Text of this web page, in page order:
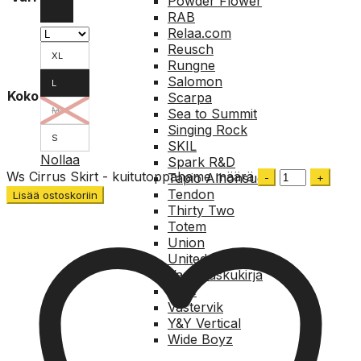
RAB
Relaa.com
Reusch
Rungne
Salomon
Scarpa
Sea to Summit
Singing Rock
SKIL
Spark R&D
Tapio Alhonsuo
Tendon
Thirty Two
Totem
Union
United Shapes
Vapaalaskukirja
Voile
Västervik
Y&Y Vertical
Wide Boyz
Koko
XL
L
M
S
Nollaa
Ws Cirrus Skirt - kuitutoppahame määrä
Lisää ostoskoriin